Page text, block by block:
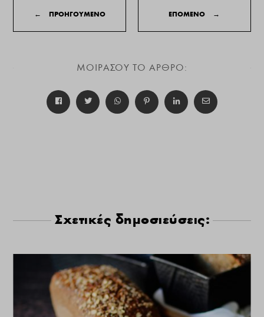
← ΠΡΟΗΓΟΥΜΕΝΟ ΕΠΟΜΕΝΟ →
ΜΟΙΡΑΣΟΥ ΤΟ ΑΡΘΡΟ:
Σχετικές δημοσιεύσεις: